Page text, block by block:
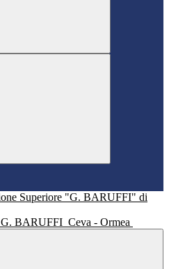
G. BARUFFI Ceva - Ormea